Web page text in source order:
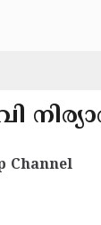
Channel